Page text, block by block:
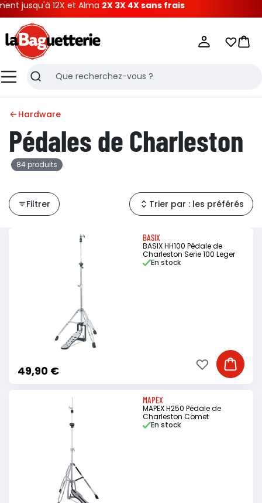
12X et Alma2X 3X 4X sans frais
MenuRecherche
Mes
Hardware
Pédales de Charleston
84 produits
Filtrer Trier par : les préférés
BASIX
BASIX HH100 Pédale de
Charleston Serie 100 Leger
49,90 €
En stock
Ajouter
Ajouter à ma
MAPEX
MAPEX H250 Pédale de
Charleston Comet
En stock